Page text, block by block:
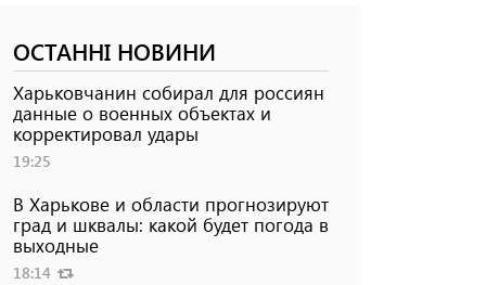
ОСТАННІ НОВИНИ
Харьковчанин собирал для россиян
данные о военных объектах и ​​
корректировал удары
19:25
В Харькове и области прогнозируют
град и шквалы: какой будет погода в
выходные
18:14